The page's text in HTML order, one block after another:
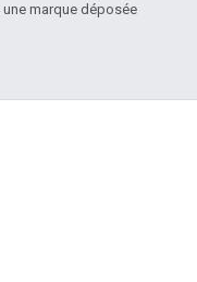
une marque déposée